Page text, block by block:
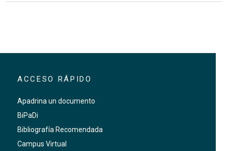
ACCESO RÁPIDO
Apadrina un documento
BiPaDi
Bibliografía Recomendada
Campus Virtual